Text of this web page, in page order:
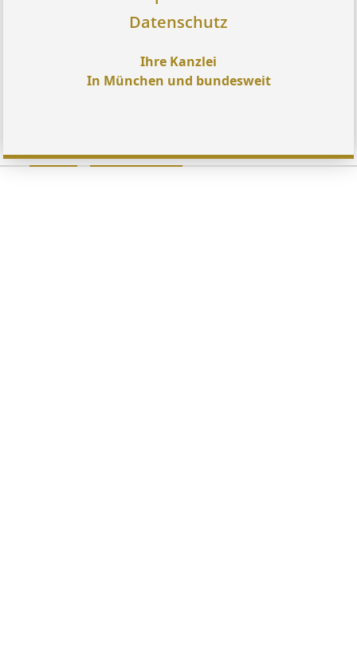
Datenschutz
Ihre Kanzlei
In München und bundesweit